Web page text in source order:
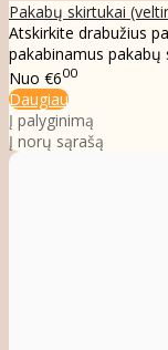
Pakabų skirtukai
Atskirkite drabužius
pakabinamus pakabų
Nuo €600
Daugiau
Į palyginimą
Į norų sąrašą